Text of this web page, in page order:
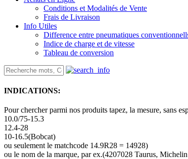
Conditions et Modalités de Vente
Frais de Livraison
Info Utiles
Difference entre pneumatiques
Indice de charge et de vitesse
Tableau de conversion
INDICATIONS:
Pour chercher parmi nos produits tapez, la mesure, sans
10.0/75-15.3
12.4-28
10-16.5(Bobcat)
ou seulement le matchcode 14.9R28 = 14928)
ou le nom de la marque, par ex.(4207028 Taurus,